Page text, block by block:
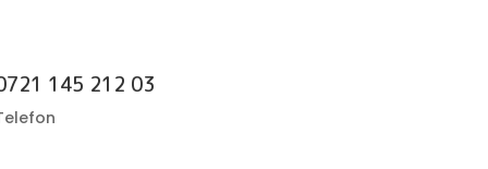
145 212 03